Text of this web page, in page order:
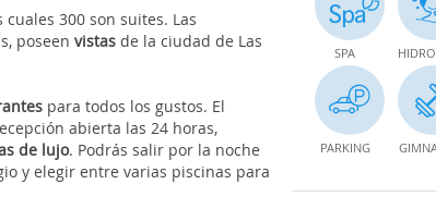
cuales 300 son suites. Las
poseenvistas de la ciudad de Las
para todos los gustos. El
abierta las 24 horas,
de lujo. Podrás salir por la noche
y elegir entre varias piscinas para
SPA
PARKING